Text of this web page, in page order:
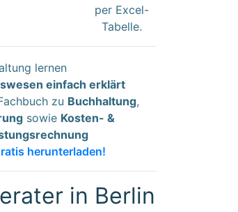
per Excel-
Tabelle.
einfach erklärt
zu Buchhaltung,
sowie Kosten- &
herunterladen!
in Berlin